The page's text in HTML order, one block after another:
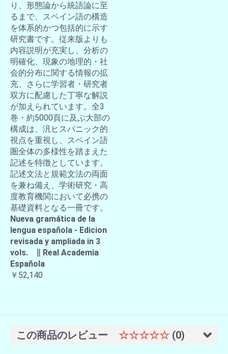
り、形態論から統語論に至
るまで、スペイン語の構造
を体系的かつ包括的に示す
研究書です。従来版よりも
内容説明が充実し、分析の
明確化、現象の地理的・社
会的分布に関する情報の拡
充、さらに学習者・研究者
双方に配慮した丁寧な解説
が加えられています。全3
巻・約5000頁に及ぶ大部の
構成は、汎ヒスパニック的
視点を重視し、スペイン語
圏全体の多様性を踏まえた
記述を特徴としています。
記述文法と規範文法の両面
を兼ね備え、学術研究・高
度教育機関において必携の
基礎資料となる一冊です。
Nueva gramática de la
lengua española - Edicion
revisada y ampliada in 3
vols. ∥ Real Academia
Española
￥52,140
この商品のレビュー ☆☆☆☆☆ (0)